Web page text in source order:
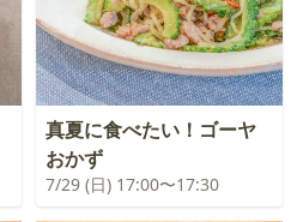
真夏に食べたい！ゴーヤ
おかず
7/29 (日) 17:00〜17:30